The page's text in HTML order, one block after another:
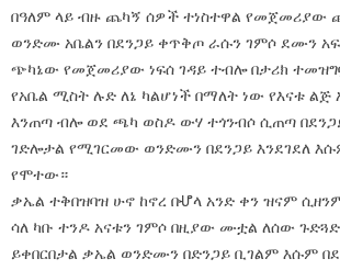
በዓለም ላይ ብዙ ጨካኝ ሰዎች ተነስተዋል የመጀመሪያው
ወንድሙ አቤልን በደንጋይ ቀጥቅጦ ራሱን ገምሶ ደሙን
ጭካኔው የመጀመሪያው ነፍሰ ገዳይ ተብሎ በታሪክ
የአቤል ሚስት ሉድ ለኔ ካልሆነች በማለት ነው የእናቱ ልጅ
እንጠጣ ብሎ ወደ ጫካ ወስዶ ውሃ ተጎንብሶ ሲጠጣ
ገድሎታል የሚገርመው ወንድሙን በደንጋይ እንደገደለ
የሞተው።
ቃኤል ተቅበዝባዝ ሁኖ ከኖረ በሇላ አንድ ቀን ዝናም
ሳለ ካቡ ተንዶ አናቱን ገምሶ በዚያው ሙቷል ለሰው
ይቀበርበታል ቃኤል ወንድሙን በድንጋይ ቢገልም እሱም